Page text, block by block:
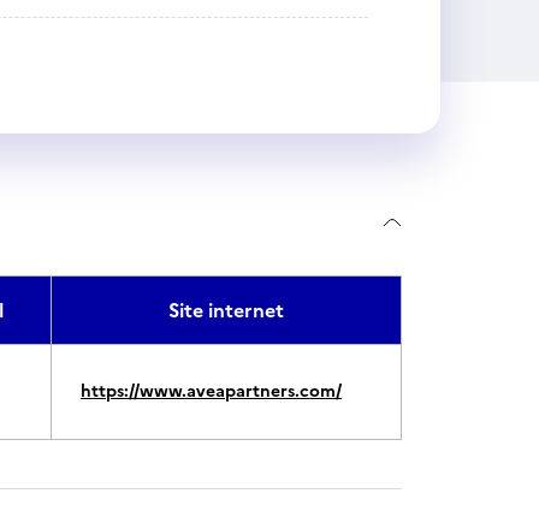
Site internet
https://www.aveapartners.com/